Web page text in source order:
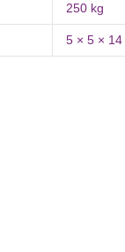
250 kg
5 × 5 × 14